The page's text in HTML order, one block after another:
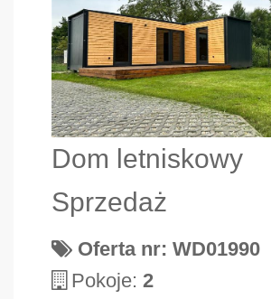
Dom letniskowy
Sprzedaż
Oferta nr: WD01990
Pokoje:2